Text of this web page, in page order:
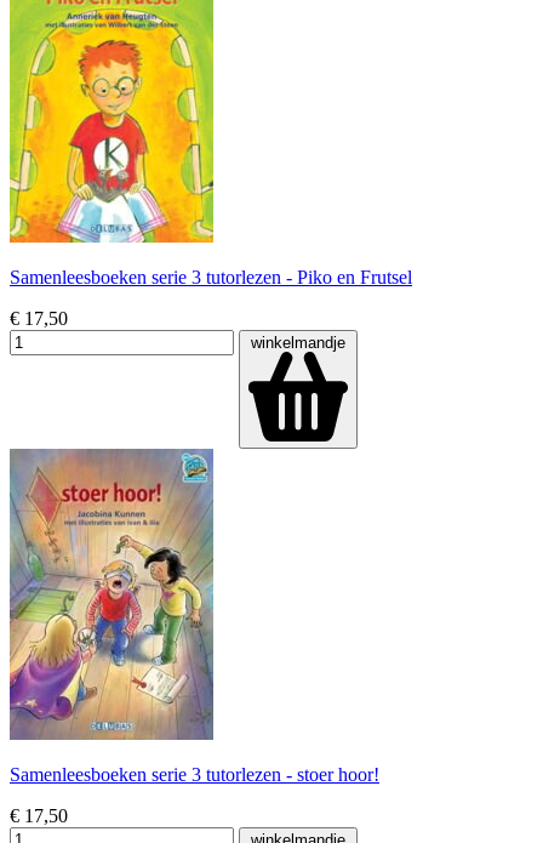
Samenleesboeken serie 3 tutorlezen - Piko en Frutsel
€ 17,50
winkelmandje
Samenleesboeken serie 3 tutorlezen - stoer hoor!
€ 17,50